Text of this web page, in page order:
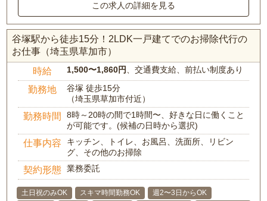
この求人の詳細を見る
谷塚駅から徒歩15分！2LDK一戸建てでのお掃除代行の
お仕事（埼玉県草加市）
時給 1,500〜1,860円、交通費支給、前払い制度あり
勤務地
谷塚 徒歩15分
（埼玉県草加市付近）
勤務時間
8時～20時の間で1時間〜、好きな日に働くこと
が可能です。(候補の日時から選択)
仕事内容
キッチン、トイレ、お風呂、洗面所、リビン
グ、その他のお掃除
契約形態 業務委託
土日祝のみOK スキマ時間勤務OK
週2〜3日からOK